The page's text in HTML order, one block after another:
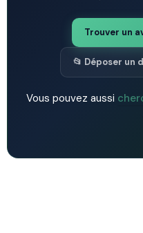
Trouver un
📂 Déposer un
Vous pouvez aussi